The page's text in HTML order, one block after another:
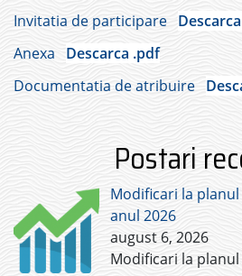
Invitatia de participare
Anexa
Descarca .pdf
Documentatia de atribuire
Postari
Modificari la
anul 2026
august 6, 2026
Modificari la